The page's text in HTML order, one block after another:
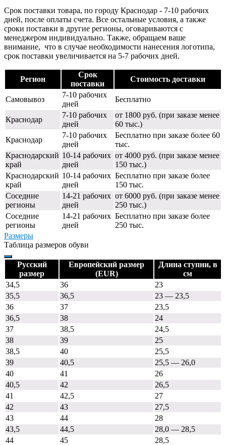
Срок поставки товара, по городу Краснодар - 7-10 рабочих
дней, после оплаты счета. Все остальные условия, а также
сроки поставки в другие регионы, оговариваются с
менеджером индивидуально. Также, обращаем ваше
внимание, что в случае необходимости нанесения логотипа,
срок поставки увеличивается на 5-7 рабочих дней.
Регион
Срок
поставки
Стоимость доставки
Самовывоз
7-10 рабочих
дней
Бесплатно
Краснодар
7-10 рабочих
дней
от 1800 руб. (при заказе менее
60 тыс.)
Краснодар
7-10 рабочих
дней
Бесплатно при заказе более 60
тыс.
Краснодарский
край
10-14 рабочих
дней
от 4000 руб. (при заказе менее
150 тыс.)
Краснодарский
край
10-14 рабочих
дней
Бесплатно при заказе более
150 тыс.
Соседние
регионы
14-21 рабочих
дней
от 6000 руб. (при заказе менее
250 тыс.)
Соседние
регионы
14-21 рабочих
дней
Бесплатно при заказе более
250 тыс.
Размеры
Таблица размеров обуви
Русский
размер
Европейский размер
(EUR)
Длина ступни, в
см
34,5
36
23
35,5
36,5
23 — 23,5
36
37
23,5
36,5
38
24
37
38,5
24,5
38
39
25
38,5
40
25,5
39
40,5
25,5 — 26,0
40
41
26
40,5
42
26,5
41
42,5
27
42
43
27,5
43
44
28
43,5
44,5
28,0 — 28,5
44
45
28,5